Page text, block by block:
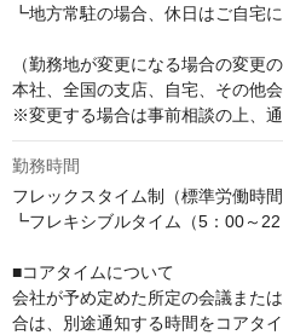
┗地方常駐の場合、休日はご自宅
（勤務地が変更になる場合の変更の
本社、全国の支店、自宅、その他
※変更する場合は事前相談の上、通
勤務時間
フレックスタイム制（標準労働時間
┗フレキシブルタイム（5：00～22
■コアタイムについて
会社が予め定めた所定の会議また
合は、別途通知する時間をコアタイ